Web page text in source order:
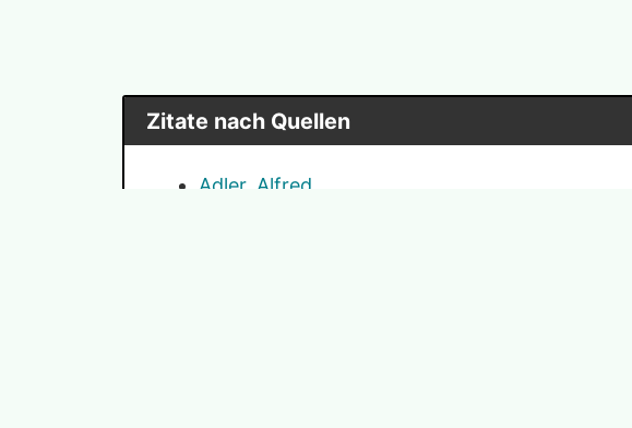
Zitate nach Quellen
Adler, Alfred